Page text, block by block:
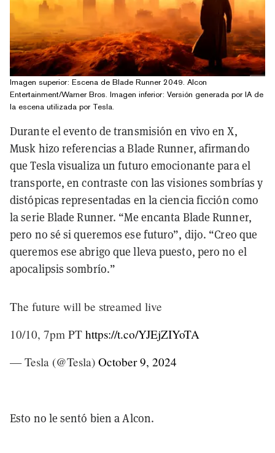
Imagen superior: Escena de Blade Runner 2049. Alcon
Entertainment/Warner Bros. Imagen inferior: Versión generada por IA de
la escena utilizada por Tesla.
Durante el evento de transmisión en vivo en X,
Musk hizo referencias a Blade Runner, afirmando
que Tesla visualiza un futuro emocionante para el
transporte, en contraste con las visiones sombrías y
distópicas representadas en la ciencia ficción como
la serie Blade Runner. “Me encanta Blade Runner,
pero no sé si queremos ese futuro”, dijo. “Creo que
queremos ese abrigo que lleva puesto, pero no el
apocalipsis sombrío.”
The future will be streamed live
10/10, 7pm PT https://t.co/YJEjZIYoTA
— Tesla (@Tesla) October 9, 2024
Esto no le sentó bien a Alcon.